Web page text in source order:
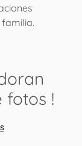
fotos !